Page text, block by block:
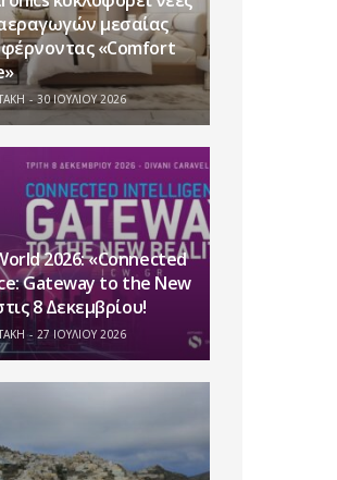
μεσαίας
φέρνοντας «Comfort
30 ΙΟΥΛΊΟΥ 2026
2026: «Connected
Gateway to the New
8 Δεκεμβρίου!
27 ΙΟΥΛΊΟΥ 2026